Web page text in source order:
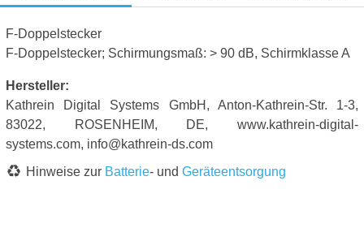
F-Doppelstecker
F-Doppelstecker; Schirmungsmaß: > 90 dB, Schirmklasse A
Hersteller:
Kathrein Digital Systems GmbH, Anton-Kathrein-Str. 1-3,
83022, ROSENHEIM, DE, www.kathrein-digital-
systems.com, info@kathrein-ds.com
Hinweise zur Batterie- und Geräteentsorgung